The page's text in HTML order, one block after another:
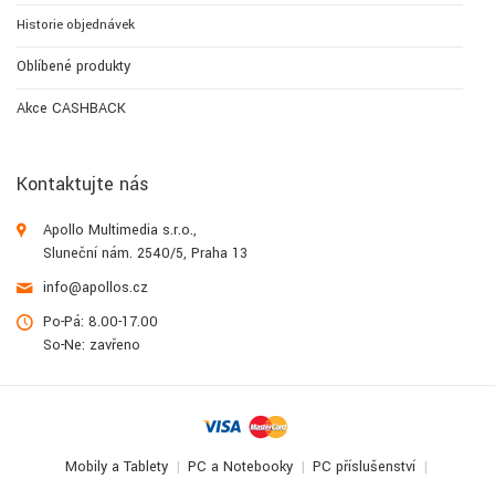
Historie objednávek
Oblíbené produkty
Akce CASHBACK
Kontaktujte nás
Apollo Multimedia s.r.o.,
Sluneční nám. 2540/5, Praha 13
info@apollos.cz
Po-Pá: 8.00-17.00
So-Ne: zavřeno
Mobily a Tablety PC a Notebooky PC příslušenství